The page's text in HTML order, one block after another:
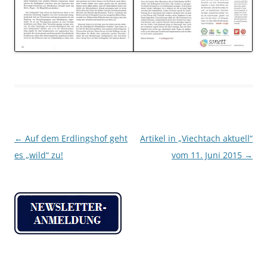
Beitragsnavigation
← Auf dem Erdlingshof geht
es „wild“ zu!
Artikel in „Viechtach aktuell“
vom 11. Juni 2015 →